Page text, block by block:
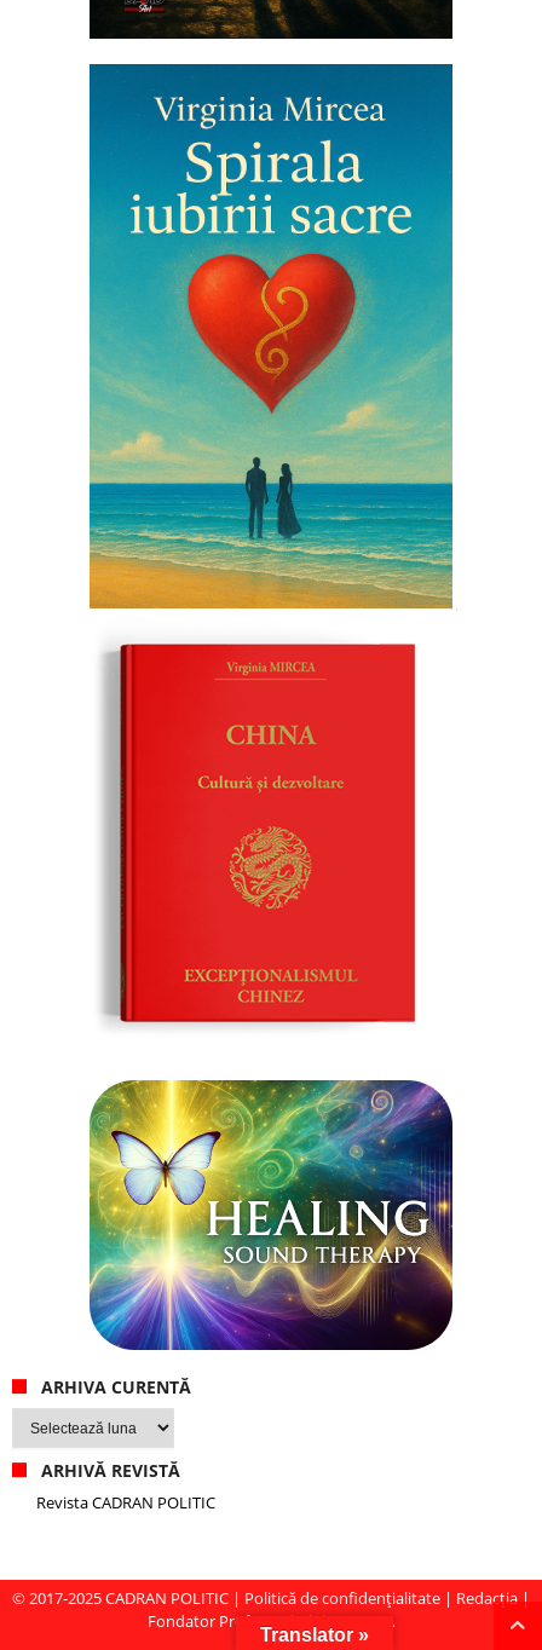
ARHIVA CURENTĂ
Arhiva
curentă
ARHIVĂ REVISTĂ
Revista CADRAN POLITIC
© 2017-2025CADRAN POLITIC | Politică de confidențialitate | Redacția |
Fondator Prof. Dr. Virginia MIRCEA
Translator »